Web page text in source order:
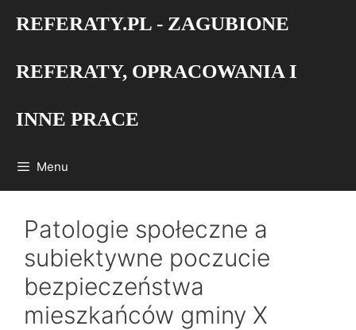
REFERATY.PL - ZAGUBIONE
REFERATY, OPRACOWANIA I
INNE PRACE
Menu
Patologie społeczne a
subiektywne poczucie
bezpieczeństwa
mieszkańców gminy X